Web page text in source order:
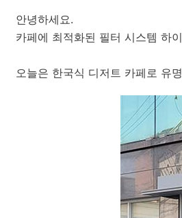
안녕하세요.
카페에 최적화된 필터 시스템 하
오늘은 한국식 디저트 카페로 유